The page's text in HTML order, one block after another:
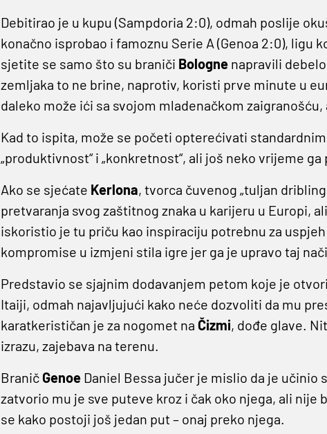
Debitirao je u kupu (Sampdoria 2:0), odmah poslije
konačno isprobao i famoznu Serie A (Genoa 2:0), ligu
sjetite se samo što su braniči Bologne napravili
zemljaka to ne brine, naprotiv, koristi prve minute u
daleko može ići sa svojom mladenačkom
Kad to ispita, može se početi opterećivati
„produktivnost“ i „konkretnost“, ali još neko vrijeme ga
Ako se sjećate Kerlona, tvorca čuvenog „tuljan
pretvaranja svog zaštitnog znaka u karijeru u Europi,
iskoristio je tu priču kao inspiraciju potrebnu za
kompromise u izmjeni stila igre jer ga je upravo taj
Predstavio se sjajnim dodavanjem petom koje je
Itaiji, odmah najavljujući kako neće dozvoliti da mu
karatkerističan je za nogomet na Čizmi, dođe glave.
izrazu, zajebava na terenu.
Branič Genoe Daniel Bessa jučer je mislio da je učinio
zatvorio mu je sve puteve kroz i čak oko njega, ali
se kako postoji još jedan put – onaj preko njega.